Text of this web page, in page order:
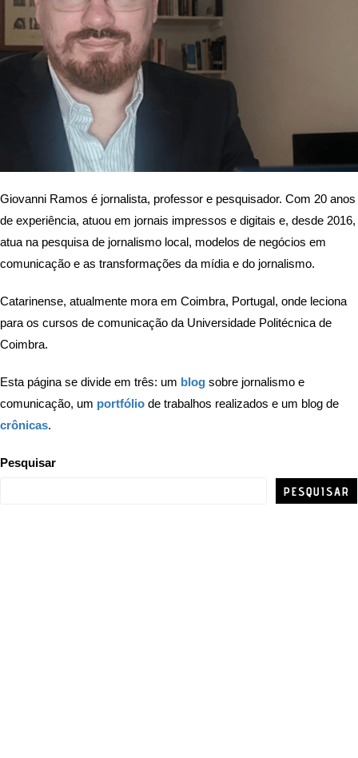
Giovanni Ramos é jornalista, professor e pesquisador. Com 20 anos
de experiência, atuou em jornais impressos e digitais e, desde 2016,
atua na pesquisa de jornalismo local, modelos de negócios em
comunicação e as transformações da mídia e do jornalismo.
Catarinense, atualmente mora em Coimbra, Portugal, onde leciona
para os cursos de comunicação da Universidade Politécnica de
Coimbra.
Esta página se divide em três: um blog sobre jornalismo e
comunicação, um portfólio de trabalhos realizados e um blog de
crônicas.
Pesquisar
PESQUISAR